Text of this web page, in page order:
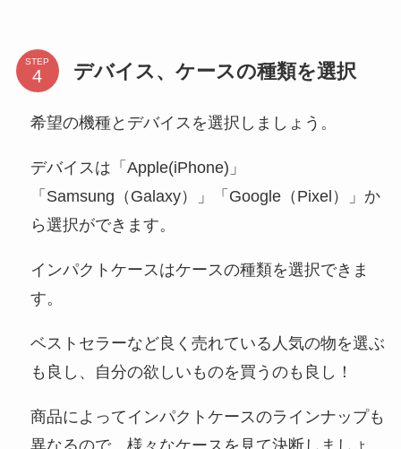
STEP デバイス、ケースの種類を選択
希望の機種とデバイスを選択しましょう。
デバイスは「Apple(iPhone)」
「Samsung（Galaxy）」「Google（Pixel）」か
ら選択ができます。
インパクトケースはケースの種類を選択できま
す。
ベストセラーなど良く売れている人気の物を選ぶ
も良し、自分の欲しいものを買うのも良し！
商品によってインパクトケースのラインナップも
異なるので、様々なケースを見て決断しましょ